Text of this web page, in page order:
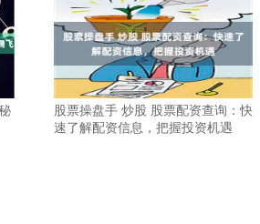
股票操盘手 炒股 股票配资查询：快
速了解配资信息，把握投资机遇